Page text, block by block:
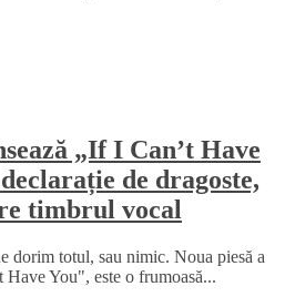
„If I Can’t Have
de dragoste,
timbrul vocal
dorim totul, sau nimic. Noua piesă a
You", este o frumoasă...